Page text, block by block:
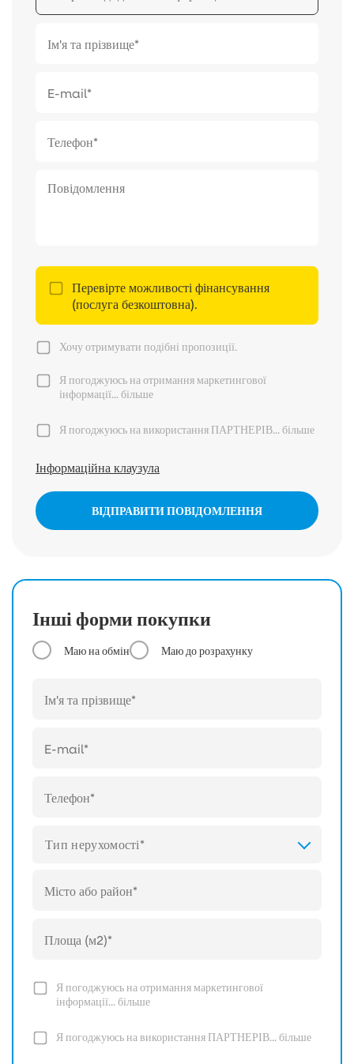
Перевірте можливості фінансування
(послуга безкоштовна).
Хочу отримувати подібні пропозиції.
Я погоджуюсь на отримання маркетингової
інформації...більше
Я погоджуюсь на використання ПАРТНЕРІВ...більше
Інформаційна клаузула
ВІДПРАВИТИ ПОВІДОМЛЕННЯ
Інші форми покупки
Маю на обмін Маю до розрахунку
Тип нерухомості*
Я погоджуюсь на отримання маркетингової
інформації...більше
Я погоджуюсь на використання ПАРТНЕРІВ...більше